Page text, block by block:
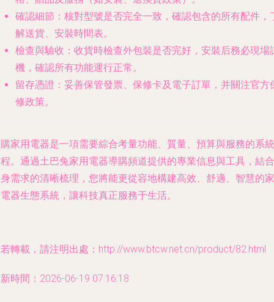
確認細節 ：核對型號是否完全一致，確認包含的所有配件，
解送貨、安裝時間表。
檢查與驗收 ：收貨時檢查外包裝是否完好，安裝后務必現場
機，確認所有功能運行正常。
留存憑證 ：妥善保管發票、保修卡及電子訂單，并關注官方
修政策。
家用電器是一項需要綜合考量功能、質量、預算與服務的系統
。通過土巴兔家用電器導購頻道提供的專業信息與工具，結合
需求的清晰梳理，您將能更從容地構建高效、舒適、智慧的家
器生態系統，讓科技真正服務于生活。
轉載，請注明出處：http://www.btcw.net.cn/product/82.html
時間：2026-06-19 07:16:18